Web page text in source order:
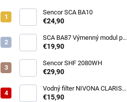
Sencor SCA BA10
€24,90
SCA BA87 Výmenný modul pre
BA40 SENCOR
€19,90
Sencor SHF 2080WH
€29,90
Vodný filter NIVONA CLARIS
NIRF701
€15,90